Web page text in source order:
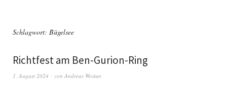
Schlagwort: Bügelsee
Richtfest am Ben-Gurion-Ring
1. August 2024 von Andreas Woitun